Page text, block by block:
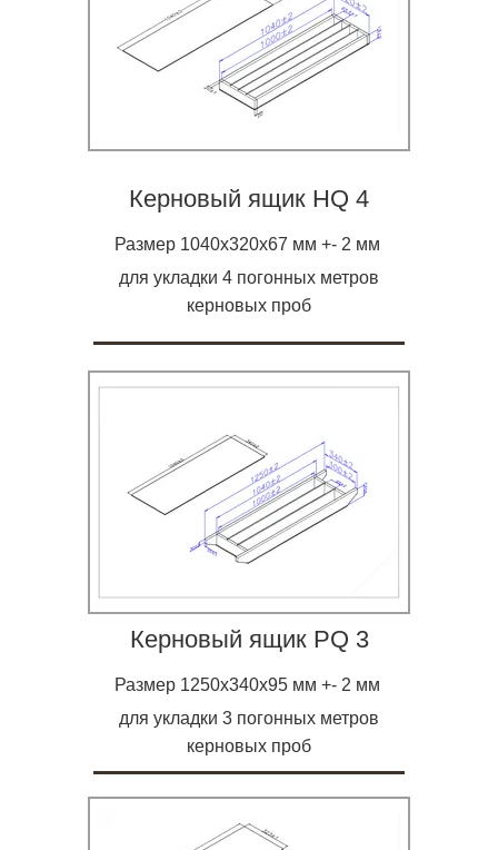
Керновый ящик HQ 4
Размер 1040х320х67 мм +- 2 мм
для укладки 4 погонных метров
керновых проб
Керновый ящик PQ 3
Размер 1250х340х95 мм +- 2 мм
для укладки 3 погонных метров
керновых проб